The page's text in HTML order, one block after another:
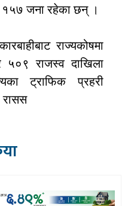
१५७ जना रहेका छन् ।
राज्यकोषमा
राजस्व दाखिला
ट्राफिक प्रहरी
रासस